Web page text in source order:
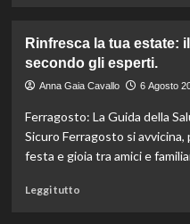
Camera
approva
ddl
finanziamenti
aumentati
di
Rinfresca la tua estate:
secondo gli esperti.
Anna Gaia Cavallo 6 Agosto
Ferragosto: La Guida della
Sicuro Ferragosto si
festa e gioia tra amici e
Leggi tuttoLeggi